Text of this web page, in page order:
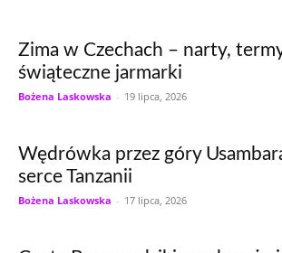
Zima w Czechach – narty,
świąteczne jarmarki
Bożena Laskowska - 19 lipca, 2026
Wędrówka przez góry
serce Tanzanii
Bożena Laskowska - 17 lipca, 2026